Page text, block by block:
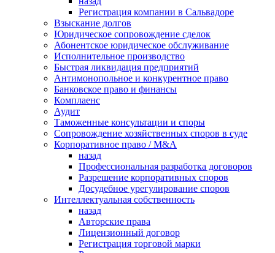
Регистрация компании в Сальвадоре
Взыскание долгов
Юридическое сопровождение сделок
Абонентское юридическое обслуживание
Исполнительное производство
Быстрая ликвидация предприятий
Антимонопольное и конкурентное право
Банковское право и финансы
Комплаенс
Аудит
Таможенные консультации и споры
Сопровождение хозяйственных споров в суде
Корпоративное право / M&A
назад
Профессиональная разработка договоров
Разрешение корпоративных споров
Досудебное урегулирование споров
Интеллектуальная собственность
назад
Авторские права
Лицензионный договор
Регистрация торговой марки